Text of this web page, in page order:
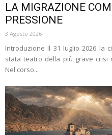
LA MIGRAZIONE
PRESSIONE
3 Agosto 2026
Introduzione Il 31 luglio 2026 la
stata teatro della più grave crisi
Nel corso...